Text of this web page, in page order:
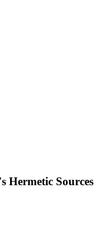
Hermetic Sources